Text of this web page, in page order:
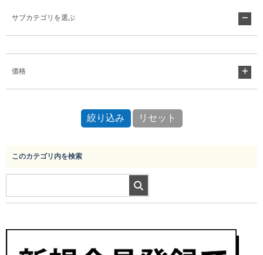
サブカテゴリを選ぶ
価格
このカテゴリ内を検索